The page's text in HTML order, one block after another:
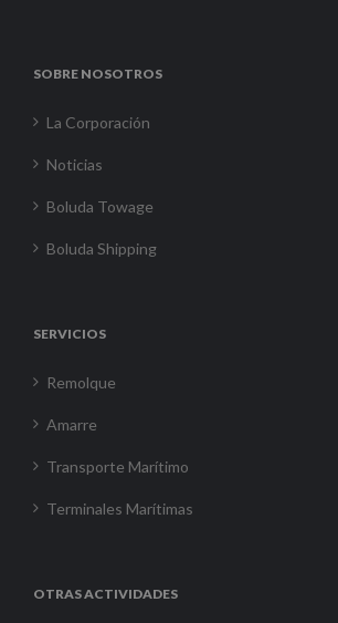
SOBRE NOSOTROS
La Corporación
Noticias
Boluda Towage
Boluda Shipping
SERVICIOS
Remolque
Amarre
Transporte Marítimo
Terminales Marítimas
OTRAS ACTIVIDADES